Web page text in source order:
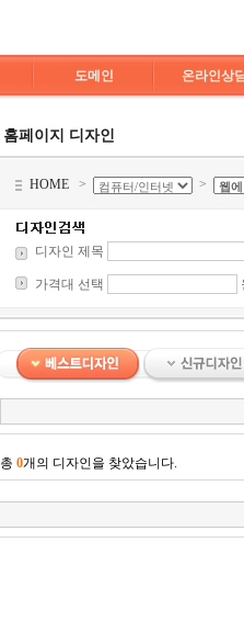
도메인 온라인상
홈페이지 디자인
HOME > >
디자인 제목
가격대 선택
총 0개의 디자인을 찾았습니다.